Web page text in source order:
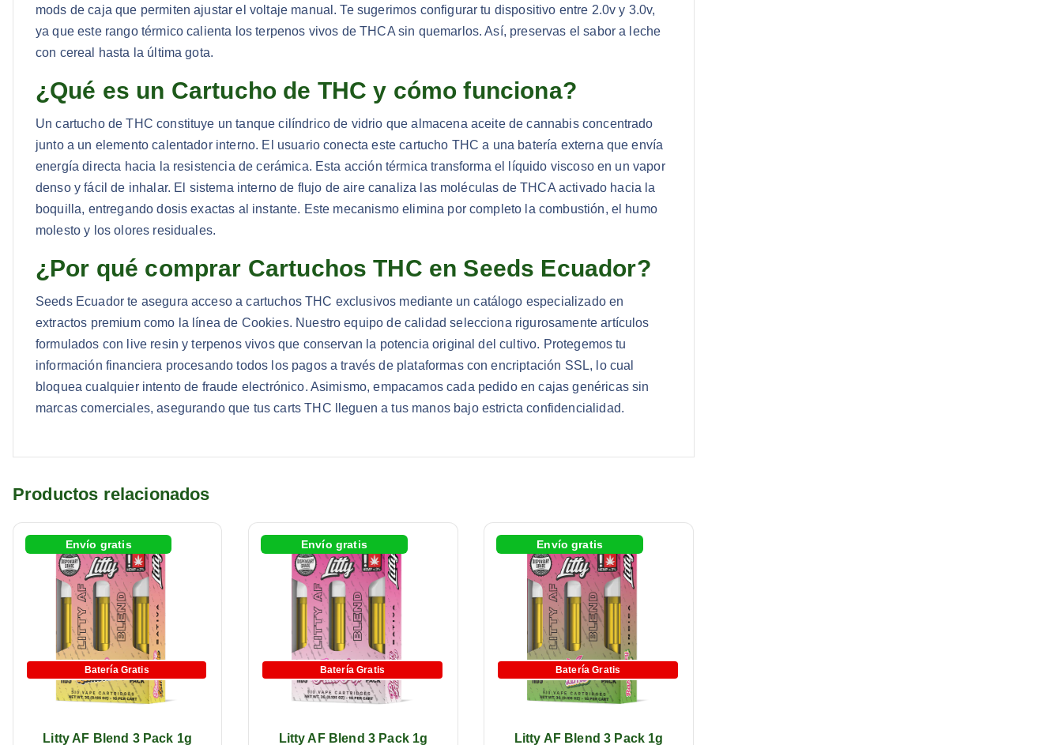
mods de caja que permiten ajustar el voltaje manual. Te sugerimos configurar tu dispositivo entre 2.0v y 3.0v,
ya que este rango térmico calienta los terpenos vivos de THCA sin quemarlos. Así, preservas el sabor a leche
con cereal hasta la última gota.
¿Qué es un Cartucho de THC y cómo funciona?
Un cartucho de THC constituye un tanque cilíndrico de vidrio que almacena aceite de cannabis concentrado
junto a un elemento calentador interno. El usuario conecta este cartucho THC a una batería externa que envía
energía directa hacia la resistencia de cerámica. Esta acción térmica transforma el líquido viscoso en un vapor
denso y fácil de inhalar. El sistema interno de flujo de aire canaliza las moléculas de THCA activado hacia la
boquilla, entregando dosis exactas al instante. Este mecanismo elimina por completo la combustión, el humo
molesto y los olores residuales.
¿Por qué comprar Cartuchos THC en Seeds Ecuador?
Seeds Ecuador te asegura acceso a cartuchos THC exclusivos mediante un catálogo especializado en
extractos premium como la línea de Cookies. Nuestro equipo de calidad selecciona rigurosamente artículos
formulados con live resin y terpenos vivos que conservan la potencia original del cultivo. Protegemos tu
información financiera procesando todos los pagos a través de plataformas con encriptación SSL, lo cual
bloquea cualquier intento de fraude electrónico. Asimismo, empacamos cada pedido en cajas genéricas sin
marcas comerciales, asegurando que tus carts THC lleguen a tus manos bajo estricta confidencialidad.
Productos relacionados
Envío gratis
Batería Gratis
Litty AF Blend 3 Pack 1g
Envío gratis
Batería Gratis
Litty AF Blend 3 Pack 1g
Envío gratis
Batería Gratis
Litty AF Blend 3 Pack 1g